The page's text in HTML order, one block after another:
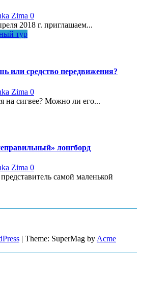
Zima 0
2018 г. приглашаем...
тур
или средство передвижения?
Zima 0
на сигвее? Можно ли его...
лонгборд
Zima 0
самой маленькой
| Theme: SuperMag by Acme